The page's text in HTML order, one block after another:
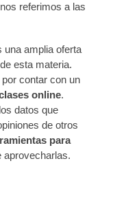
referimos a las
una amplia oferta
esta materia.
contar con un
online.
datos que
de otros
para
aprovecharlas.